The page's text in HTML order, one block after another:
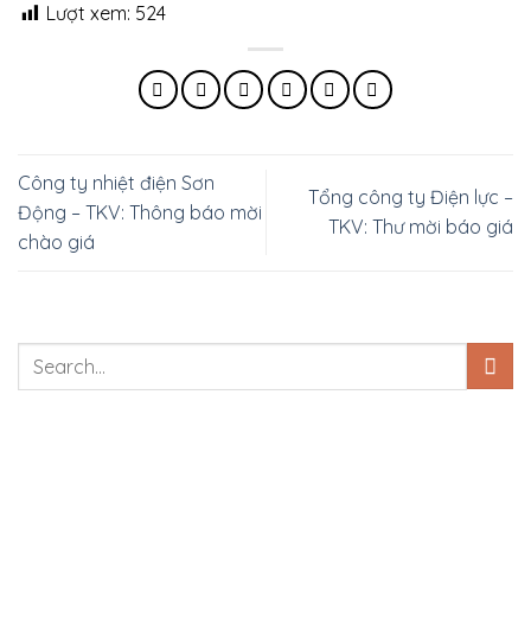
Lượt xem: 524
Công ty nhiệt điện Sơn
Động – TKV: Thông báo mời
chào giá
Tổng công ty Điện lực –
TKV: Thư mời báo giá